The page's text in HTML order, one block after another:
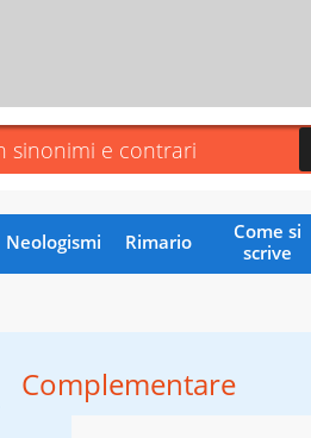
Neologismi Rimario
Come si
scrive
Complementare